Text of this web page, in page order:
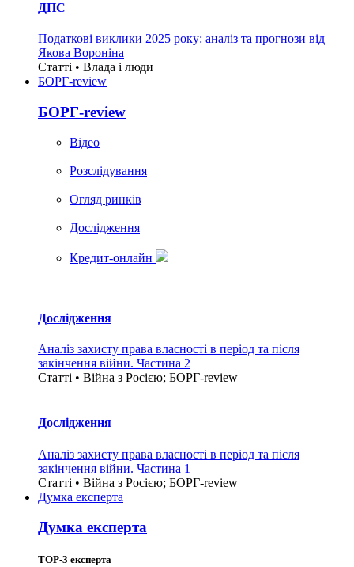
ДПС
Податкові виклики 2025 року: аналіз та прогнози від
Якова Вороніна
Статті • Влада i люди
БОРГ-review
БОРГ-review
Вiдео
Розслідування
Огляд ринків
Дослідження
Кредит-онлайн
Дослідження
Аналіз захисту права власності в період та після
закінчення війни. Частина 2
Статті • Війна з Росією; БОРГ-review
Дослідження
Аналіз захисту права власності в період та після
закінчення війни. Частина 1
Статті • Війна з Росією; БОРГ-review
Думка експерта
Думка експерта
TOP-3 експерта